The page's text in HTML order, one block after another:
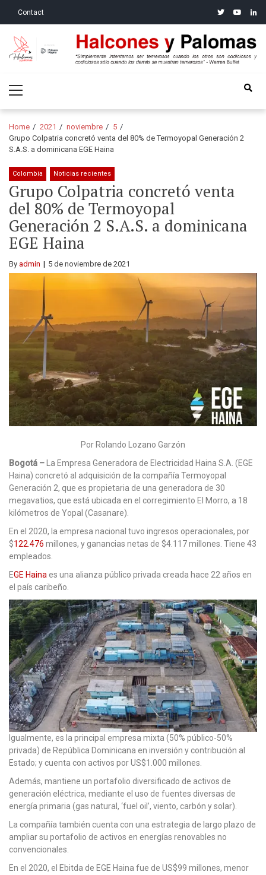
Contact twitteryoutube
Halcones y Palomas
Menu
Home 2021 noviembre
5
Grupo Colpatria concretó venta del 80% de Termoyopal Generación 2
S.A.S. a dominicana EGE Haina
Colombia Noticias recientes
Grupo Colpatria concretó venta
del 80% de Termoyopal
Generación 2 S.A.S. a dominicana
EGE Haina
By admin 5 de noviembre de 2021
Por Rolando Lozano Garzón
Bogotá –
La Empresa Generadora de Electricidad Haina S.A. (EGE
Haina) concretó al adquisición de la compañía Termoyopal
Generación 2, que es propietaria de una generadora de 30
megavatios, que está ubicada en el corregimiento El Morro, a 18
kilómetros de Yopal (Casanare).
En el 2020, la empresa nacional tuvo ingresos operacionales, por
$122.476 millones, y ganancias netas de $4.117 millones. Tiene 43
empleados.
EGE Haina es una alianza público privada creada hace 22 años en
el país caribeño.
Igualmente, es la principal empresa mixta (50% público-50%
privada) de República Dominicana en inversión y contribución al
Estado; y cuenta con activos por US$1.000 millones.
Además, mantiene un portafolio diversificado de activos de
generación eléctrica, mediante el uso de fuentes diversas de
energía primaria (gas natural, ‘fuel oil’, viento, carbón y solar).
La compañía también cuenta con una estrategia de largo plazo de
ampliar su portafolio de activos en energías renovables no
convencionales.
En el 2020, el Ebitda de EGE Haina fue de US$99 millones, menor